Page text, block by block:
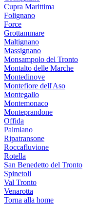
Cupra Marittima
Folignano
Force
Grottammare
Maltignano
Massignano
Monsampolo del Tronto
Montalto delle Marche
Montedinove
Montefiore dell'Aso
Montegallo
Montemonaco
Monteprandone
Offida
Palmiano
Ripatransone
Roccafluvione
Rotella
San Benedetto del Tronto
Spinetoli
Val Tronto
Venarotta
Torna alla home